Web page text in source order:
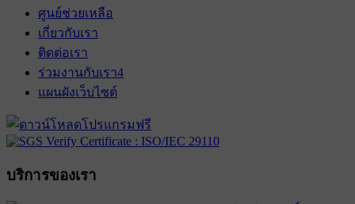
ศูนย์ช่วยเหลือ
เกี่ยวกับเรา
ติดต่อเรา
ร่วมงานกับเรา4
แผนผังเว็บไซต์
บริการของเรา